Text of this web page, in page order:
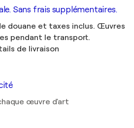
Sans frais supplémentaires.
douane et taxes inclus. Œuvres
pendant le transport.
de livraison
œuvre d'art